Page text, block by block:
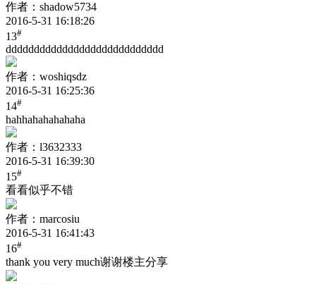
作者：shadow5734
2016-5-31 16:18:26
13#
dddddddddddddddddddddddddddd
作者：woshiqsdz
2016-5-31 16:25:36
14#
hahhahahahahaha
作者：l3632333
2016-5-31 16:39:30
15#
看看似乎不错
作者：marcosiu
2016-5-31 16:41:43
16#
thank you very much谢谢楼主分享